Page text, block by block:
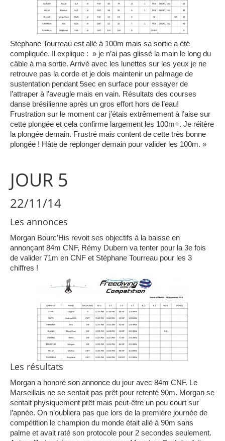
Stephane Tourreau est allé à 100m mais sa sortie a été
compliquée. Il explique : » je n’ai pas glissé la main le long du
câble à ma sortie. Arrivé avec les lunettes sur les yeux je ne
retrouve pas la corde et je dois maintenir un palmage de
sustentation pendant 5sec en surface pour essayer de
l’attraper à l’aveugle mais en vain. Résultats des courses
danse brésilienne après un gros effort hors de l’eau!
Frustration sur le moment car j’étais extrêmement à l’aise sur
cette plongée et cela confirme largement les 100m+. Je réitère
la plongée demain. Frustré mais content de cette très bonne
plongée ! Hâte de replonger demain pour valider les 100m. »
JOUR 5
22/11/14
Les annonces
Morgan Bourc’His revoit ses objectifs à la baisse en
annonçant 84m CNF, Rémy Dubern va tenter pour la 3e fois
de valider 71m en CNF et Stéphane Tourreau pour les 3
chiffres !
Les résultats
Morgan a honoré son annonce du jour avec 84m CNF. Le
Marseillais ne se sentait pas prêt pour retenté 90m. Morgan se
sentait physiquement prêt mais peut-être un peu court sur
l’apnée. On n’oubliera pas que lors de la première journée de
compétition le champion du monde était allé à 90m sans
palme et avait raté son protocole pour 2 secondes seulement.